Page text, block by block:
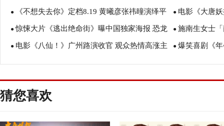
互赠“东北特色”惊喜 评如潮线下人
● 《不想失去你》定档8.19 黄曦彦张祎曈演绎平
凡生活里的光亮
● 电影《大唐
欢奇幻冒险！
●惊悚大片《逃出绝命街》曝中国独家海报 恐龙
步步紧逼压迫感拉满
● 施南生女士
思会今早举行
● 电影《八仙！》广州路演收官 观众热情高涨主
创收获“粤”式惊喜
● 爆笑喜剧《
成 花式整活走
猜您喜欢